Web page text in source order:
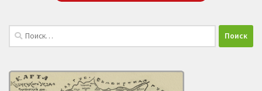
Найти: